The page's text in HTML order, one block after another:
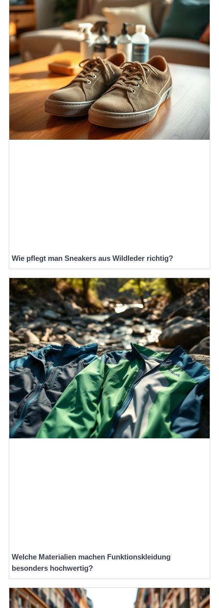
Wie pflegt man Sneakers aus Wildleder richtig?
Welche Materialien machen Funktionskleidung
besonders hochwertig?